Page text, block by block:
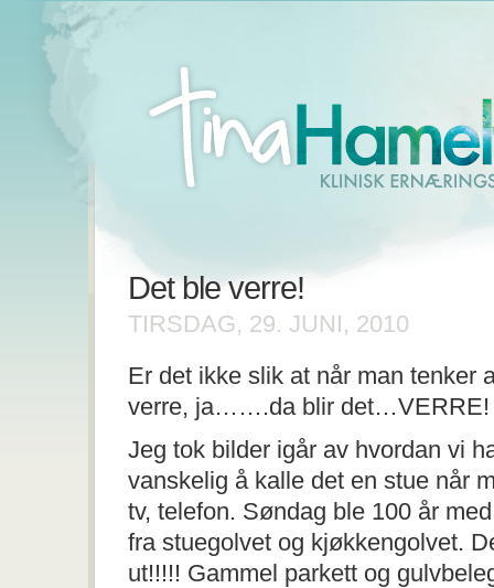
Det ble verre!
TIRSDAG, 29. JUNI, 2010
Er det ikke slik at når man tenker
verre, ja…….da blir det…VERRE!
Jeg tok bilder igår av hvordan vi
vanskelig å kalle det en stue når
tv, telefon. Søndag ble 100 år
fra stuegolvet og kjøkkengolvet.
ut!!!!! Gammel parkett og